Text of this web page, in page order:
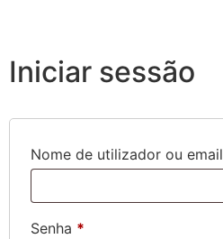
Iniciar sessão
Nome de utilizador ou email
Senha *